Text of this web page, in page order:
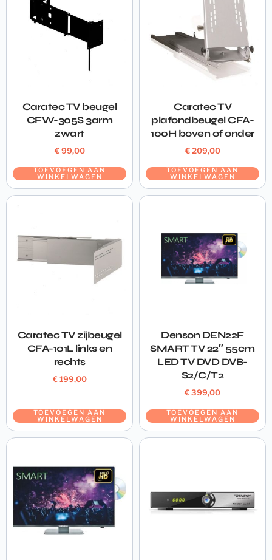
Caratec TV beugel
CFW-305S 3arm
zwart
€99,00
TOEVOEGEN AAN
WINKELWAGEN
Caratec TV
plafondbeugel CFA-
100H boven of onder
€209,00
TOEVOEGEN AAN
WINKELWAGEN
Caratec TV zijbeugel
CFA-101L links en
rechts
€199,00
TOEVOEGEN AAN
WINKELWAGEN
Denson DEN22F
SMART TV 22″ 55cm
LED TV DVD DVB-
S2/C/T2
€399,00
TOEVOEGEN AAN
WINKELWAGEN